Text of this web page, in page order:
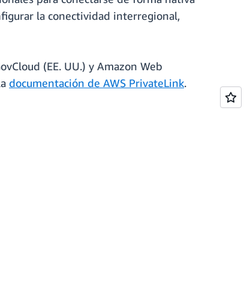
la conectividad interregional,
(EE. UU.) y Amazon Web
documentación de AWS PrivateLink.